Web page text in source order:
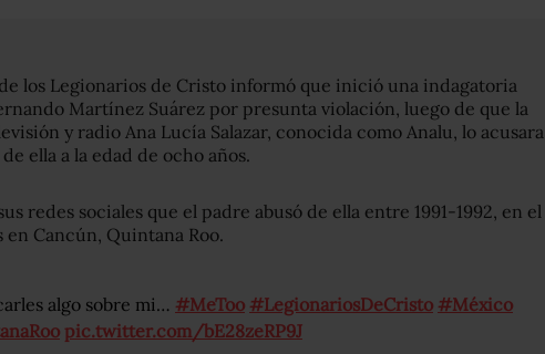
los Legionarios de Cristo informó que inició una indagatoria
Martínez Suárez por presunta violación, luego de que la
y radio Ana Lucía Salazar, conocida como Analu, lo acusara
ella a la edad de ocho años.
redes sociales que el padre abusó de ella entre 1991-1992, en el
Cancún, Quintana Roo.
algo sobre mi… #MeToo #LegionariosDeCristo #México
pic.twitter.com/bE28zeRP9J